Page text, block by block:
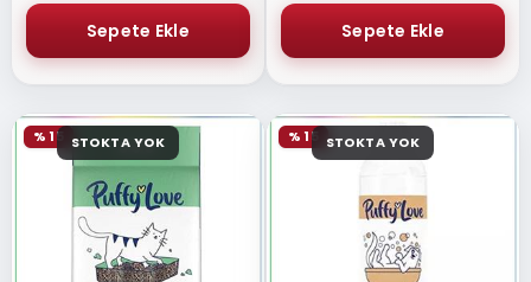
STOKTA YOK
% 15 STOKTA YOK
% 15